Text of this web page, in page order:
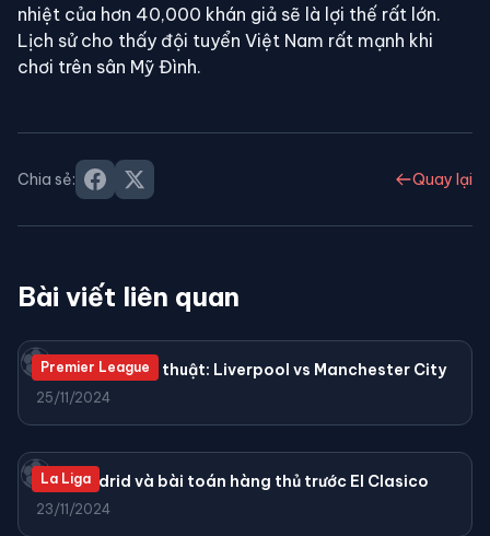
nhiệt của hơn 40,000 khán giả sẽ là lợi thế rất lớn.
Lịch sử cho thấy đội tuyển Việt Nam rất mạnh khi
chơi trên sân Mỹ Đình.
Chia sẻ: Quay lại
Bài viết liên quan
⚽Premier League
Phân tích chiến thuật: Liverpool vs Manchester City
25/11/2024
⚽La Liga
Real Madrid và bài toán hàng thủ trước El Clasico
23/11/2024